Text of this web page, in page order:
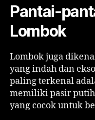
Pantai-
Lombok
Lombok juga
yang indah dan
paling terkenal
memiliki pasir
yang cocok untuk